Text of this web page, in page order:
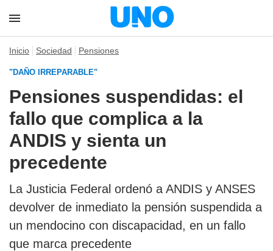
Inicio Sociedad Pensiones
"DAÑO IRREPARABLE"
Pensiones suspendidas: el
fallo que complica a la
ANDIS y sienta un
precedente
La Justicia Federal ordenó a ANDIS y ANSES
devolver de inmediato la pensión suspendida a
un mendocino con discapacidad, en un fallo
que marca precedente